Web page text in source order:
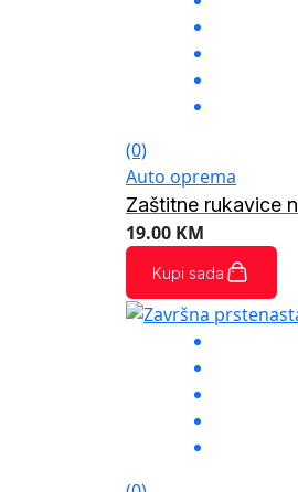
(0)
Auto oprema
Zaštitne rukavice
19.00 KM
Kupi sada